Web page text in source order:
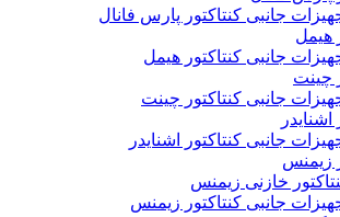
جانبی کنتاکتور پارس فانال
هیمل
جانبی کنتاکتور هیمل
چینت
جانبی کنتاکتور چینت
اشنایدر
جانبی کنتاکتور اشنایدر
زیمنس
خازنی زیمنس
جانبی کنتاکتور زیمنس